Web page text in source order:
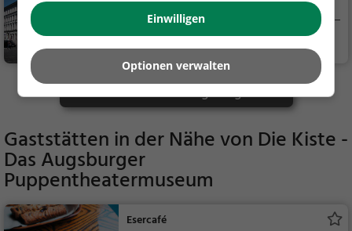
Museum in Augsburg
Augsburg
Kunst & Museen
Mehr Aktivitäten in Augsburg finden
Gaststätten in der Nähe von Die Kiste -
Das Augsburger
Puppentheatermuseum
Esercafé
Einwilligen
Optionen verwalten